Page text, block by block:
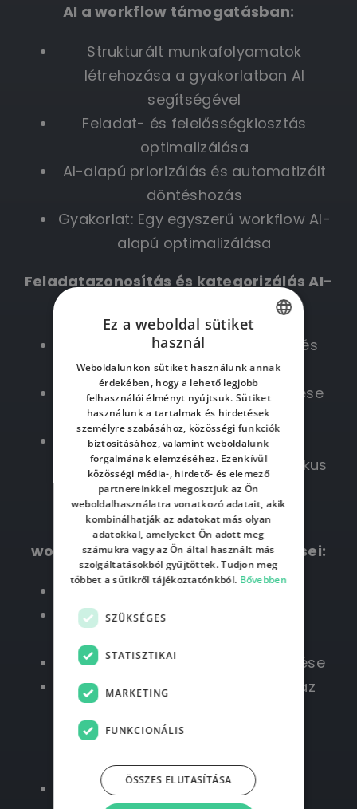
AI a workflow támogatásban:
Strukturált munkafolyamatok
létrehozása a gyakorlatban AI
segítségével
Feladat- és felelősségkiosztás
optimalizálása
AI-alapú priorizálás és automatizált
döntéshozás
Gyakorlat: Egy egyszerű workflow AI-
alapú optimalizálása
Feladatazonosítás és kategorizálás AI-
AI-alapú dokumentumelemzés és
szövegfeldolgozás
Feladatok automatikus felismerése
és besorolása
Gyakorlat: AI segítségével
szövegalapú feladatok automatikus
csoportosítása
AI integráció lépésről lépésre, a
workflow fejlesztési folyamat lépései:
Use case azonosítása
Adatok előkészítése az AI
Prototípus elkészítése és tesztelése
Újabb use case-ek végigvitele az
Adatvédelem és compliance
HUNGARIAN
Ez a weboldal sütiket
használ
Weboldalunkon sütiket használunk annak
érdekében, hogy a lehető legjobb
felhasználói élményt nyújtsuk. Sütiket
használunk a tartalmak és hirdetések
személyre szabásához, közösségi funkciók
biztosításához, valamint weboldalunk
forgalmának elemzéséhez. Ezenkívül
közösségi média-, hirdető- és elemező
partnereinkkel megosztjuk az Ön
weboldalhasználatra vonatkozó adatait, akik
kombinálhatják az adatokat más olyan
adatokkal, amelyeket Ön adott meg
számukra vagy az Ön által használt más
szolgáltatásokból gyűjtöttek. Tudjon meg
többet a sütikről tájékoztatónkból. Bővebben
SZÜKSÉGES
STATISZTIKAI
MARKETING
FUNKCIONÁLIS
ÖSSZES ELUTASÍTÁSA